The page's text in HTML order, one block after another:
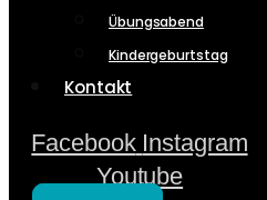
Übungsabend
Kindergeburtstag
Kontakt
Facebook Instagram
Youtube